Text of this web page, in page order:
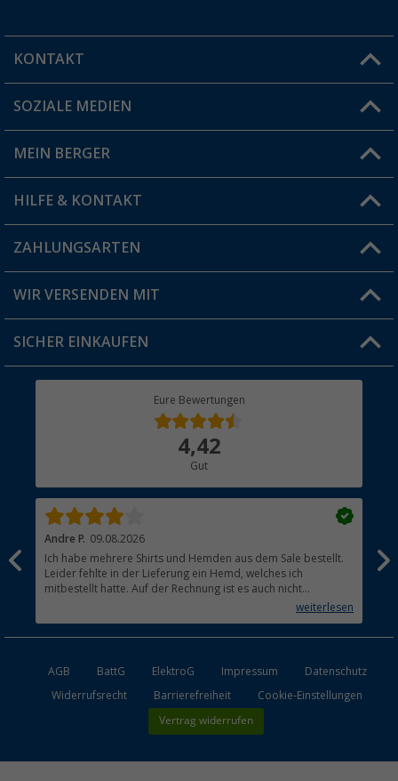
KONTAKT
Du hast eine Frage?
Filiale finden
SOZIALE MEDIEN
MEIN BERGER
Vorteilskarte
Blog
Jobs & Karriere
HILFE & KONTAKT
FAQ & Kontakt
Versandinformationen
Rücksendung
ZAHLUNGSARTEN
WIR VERSENDEN MIT
SICHER EINKAUFEN
Eure Bewertungen
4,42
Gut
Andre P. 09.08.2026
Ich habe mehrere Shirts und Hemden aus dem Sale bestellt.
Leider fehlte in der Lieferung ein Hemd, welches ich
mitbestellt hatte. Auf der Rechnung ist es auch nicht
aufgetaucht, aber es gab keinen einzigen Hinweis, dass die
weiterlesen
AGB BattG ElektroG Impressum
Datenschutz
Widerrufsrecht
Barrierefreiheit Cookie-Einstellungen
Vertrag widerrufen